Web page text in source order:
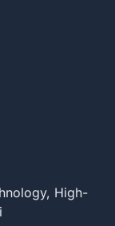
High-